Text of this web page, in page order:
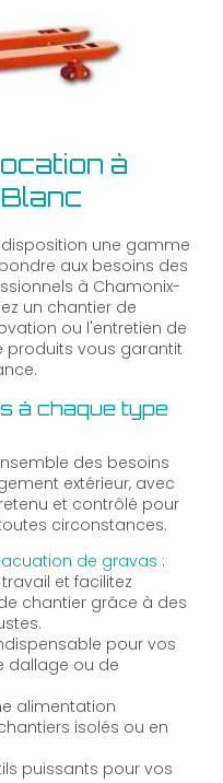
à
une gamme
aux besoins des
à Chamonix-
un chantier de
ou l'entretien de
produits vous garantit
à chaque type
des besoins
extérieur, avec
et contrôlé pour
circonstances.
de gravas :
et facilitez
chantier grâce à des
pour vos
dallage ou de
alimentation
isolés ou en
puissants pour vos